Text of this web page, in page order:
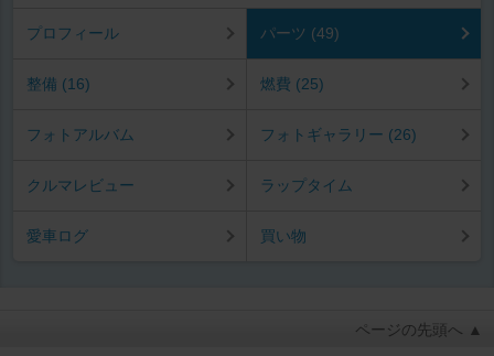
プロフィール パーツ (49)
整備 (16) 燃費 (25)
フォトアルバム フォトギャラリー (26)
クルマレビュー ラップタイム
愛車ログ 買い物
ページの先頭へ ▲